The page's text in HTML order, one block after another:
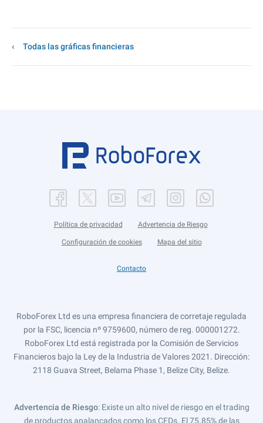
Todas las gráficas financieras
Política de privacidad Advertencia de Riesgo
Configuración de cookies Mapa del sitio
Contacto
RoboForex Ltd es una empresa financiera de corretaje regulada
por la FSC, licencia nº 9759600, número de reg. 000001272.
RoboForex Ltd está registrada por la Comisión de Servicios
Financieros bajo la Ley de la Industria de Valores 2021. Dirección:
2118 Guava Street, Belama Phase 1, Belize City, Belize.
Advertencia de Riesgo: Existe un alto nivel de riesgo en el trading
de productos apalancados como los CFDs. El 75.85% de las